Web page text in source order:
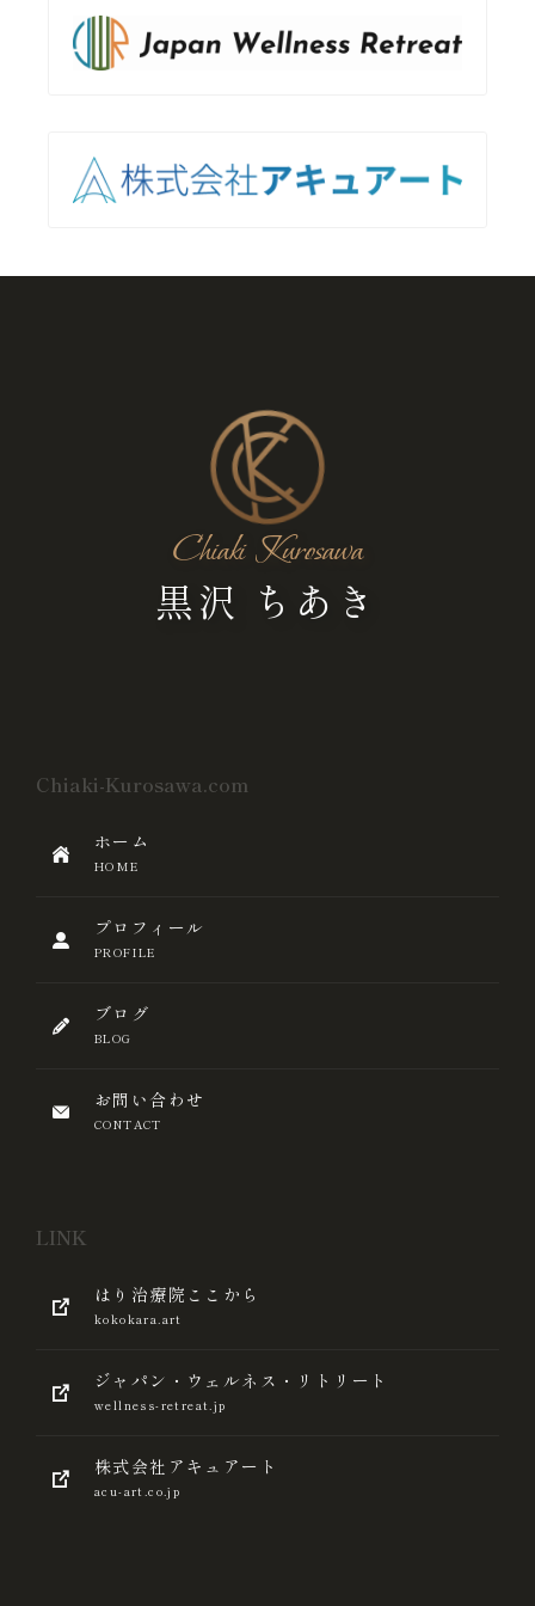
Chiaki Kurosawa
黒沢 ちあき
Chiaki-Kurosawa.com
ホーム
HOME
プロフィール
PROFILE
ブログ
BLOG
お問い合わせ
CONTACT
LINK
はり治療院ここから
kokokara.art
ジャパン・ウェルネス・リトリート
wellness-retreat.jp
株式会社アキュアート
acu-art.co.jp